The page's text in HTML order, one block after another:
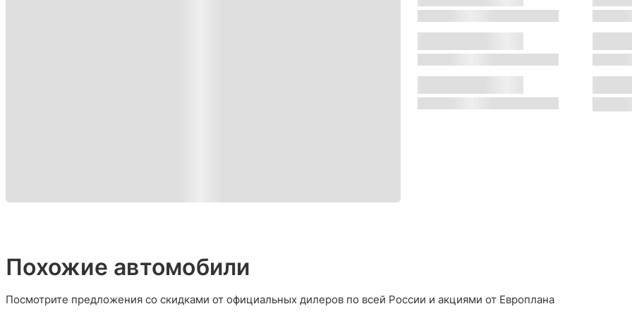
Похожие автомобили
Посмотрите предложения со скидками от официальных дилеров по всей России и акциями от Европлана